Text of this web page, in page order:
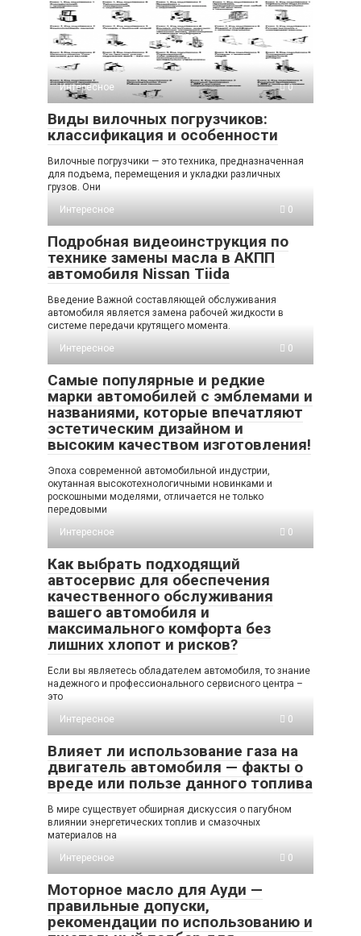
Интересное 0
Виды вилочных погрузчиков:
классификация и особенности
Вилочные погрузчики — это техника, предназначенная
для подъема, перемещения и укладки различных
грузов. Они
Интересное
0
Подробная видеоинструкция по
технике замены масла в АКПП
автомобиля Nissan Tiida
Введение Важной составляющей обслуживания
автомобиля является замена рабочей жидкости в
системе передачи крутящего момента.
Интересное
0
Самые популярные и редкие
марки автомобилей с эмблемами и
названиями, которые впечатляют
эстетическим дизайном и
высоким качеством изготовления!
Эпоха современной автомобильной индустрии,
окутанная высокотехнологичными новинками и
роскошными моделями, отличается не только
передовыми
Интересное
0
Как выбрать подходящий
автосервис для обеспечения
качественного обслуживания
вашего автомобиля и
максимального комфорта без
лишних хлопот и рисков?
Если вы являетесь обладателем автомобиля, то знание
надежного и профессионального сервисного центра –
это
Интересное
0
Влияет ли использование газа на
двигатель автомобиля — факты о
вреде или пользе данного топлива
В мире существует обширная дискуссия о пагубном
влиянии энергетических топлив и смазочных
материалов на
Интересное
0
Моторное масло для Ауди —
правильные допуски,
рекомендации по использованию и